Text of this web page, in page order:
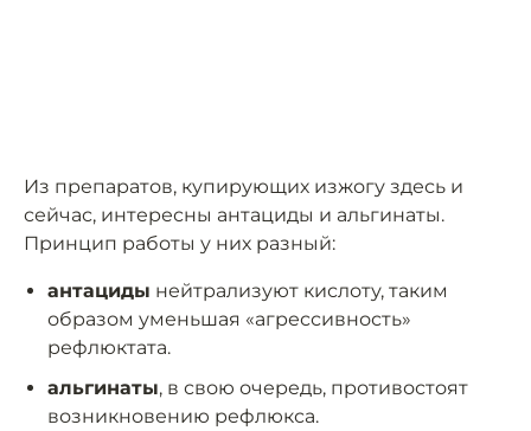
Из препаратов, купирующих изжогу здесь и
сейчас, интересны антациды и альгинаты.
Принцип работы у них разный:
антациды нейтрализуют кислоту, таким
образом уменьшая «агрессивность»
рефлюктата.
альгинаты, в свою очередь, противостоят
возникновению рефлюкса.